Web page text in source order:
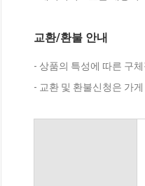
교환/환불 안내
- 상품의 특성에 따른 구
- 교환 및 환불신청은 가